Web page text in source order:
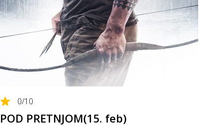
0/10
POD PRETNJOM(15. feb)